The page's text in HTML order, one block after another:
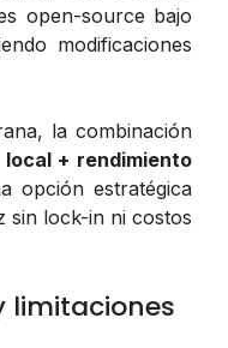
open-source bajo
modificaciones
la combinación
+ rendimiento
opción estratégica
sin lock-in ni costos
limitaciones